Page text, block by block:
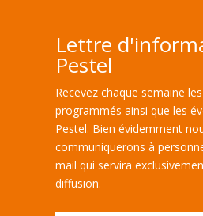
Lettre
Pestel
Recevez chaque semaine
programmés ainsi que les
Pestel. Bien évidemment
communiquerons à
mail qui servira
diffusion.